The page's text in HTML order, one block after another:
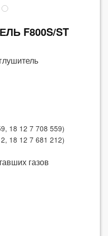
F800S/ST
18 12 7 708 559)
18 12 7 681 212)
газов